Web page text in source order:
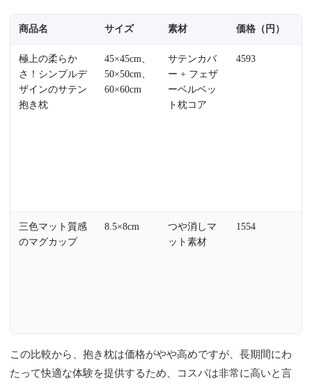
商品名 サイズ 素材 価格（円）
極上の柔らか
さ！シンプルデ
ザインのサテン
抱き枕
45×45cm、
50×50cm、
60×60cm
サテンカバ
ー + フェザ
ーベルベッ
ト枕コア
4593
三色マット質感
のマグカップ
8.5×8cm
つや消しマ
ット素材
1554
この比較から、抱き枕は価格がやや高めですが、長期間にわ
たって快適な体験を提供するため、コスパは非常に高いと言